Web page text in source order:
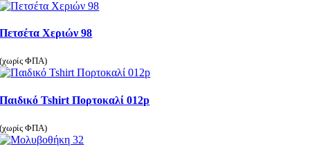
Πετσέτα Χεριών 98
(χωρίς ΦΠΑ)
Παιδικό Tshirt Πορτοκαλί 012p
(χωρίς ΦΠΑ)